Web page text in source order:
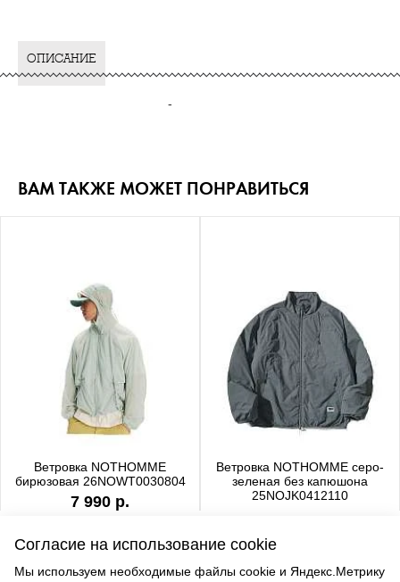
ОПИСАНИЕ
-
ВАМ ТАКЖЕ МОЖЕТ ПОНРАВИТЬСЯ
Ветровка NOTHOMME
бирюзовая 26NOWT0030804
7 990 р.
Ветровка NOTHOMME серо-
зеленая без капюшона
25NOJK0412110
Согласие на использование cookie
Мы используем необходимые файлы cookie и Яндекс.Метрику